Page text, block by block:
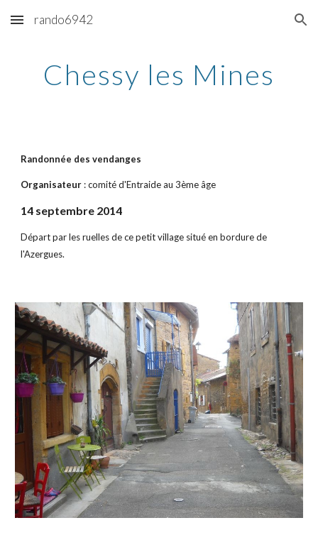
Skip to main content Skip to navigation
rando6942
Chessy les Mines
Randonnée des vendanges
Organisateur : comité d'Entraide au 3ème âge
14 septembre 2014
Départ par les ruelles de ce petit village situé en bordure de
l'Azergues.